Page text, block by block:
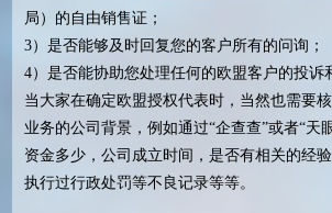
局）的自由销售证；
3）是否能够及时回复您的客户所有的问询；
4）是否能协助您处理任何的欧盟客户的投诉
当大家在确定欧盟授权代表时，当然也需要
业务的公司背景，例如通过“企查查”或者“天
资金多少，公司成立时间，是否有相关的经
执行过行政处罚等不良记录等等。